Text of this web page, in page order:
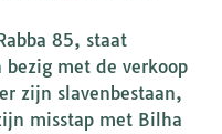
85, staat
bezig met de verkoop
zijn slavenbestaan,
misstap met Bilha